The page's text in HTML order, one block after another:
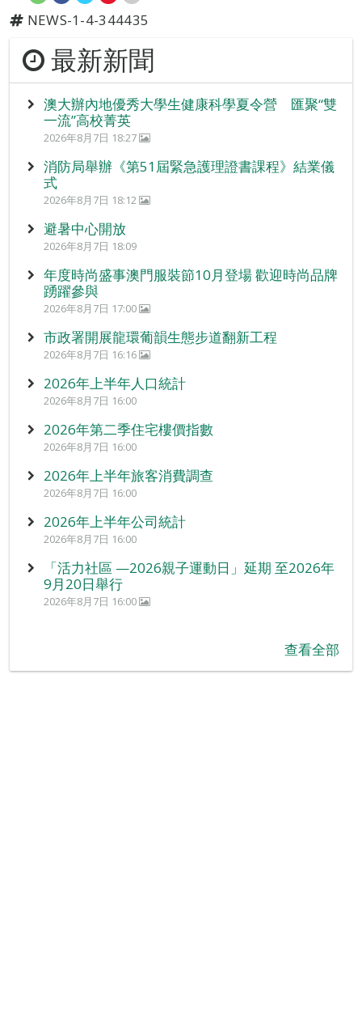
NEWS-1-4-344435
最新新聞
澳大辦內地優秀大學生健康科學夏令營 匯聚“雙
一流”高校菁英
2026年8月7日 18:27
消防局舉辦《第51屆緊急護理證書課程》結業儀
式
2026年8月7日 18:12
避暑中心開放
2026年8月7日 18:09
年度時尚盛事澳門服裝節10月登場 歡迎時尚品牌
踴躍參與
2026年8月7日 17:00
市政署開展龍環葡韻生態步道翻新工程
2026年8月7日 16:16
2026年上半年人口統計
2026年8月7日 16:00
2026年第二季住宅樓價指數
2026年8月7日 16:00
2026年上半年旅客消費調查
2026年8月7日 16:00
2026年上半年公司統計
2026年8月7日 16:00
「活力社區 —2026親子運動日」延期 至2026年
9月20日舉行
2026年8月7日 16:00
查看全部